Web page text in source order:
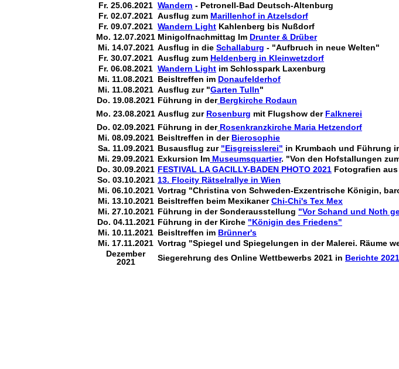
Fr. 25.06.2021 Wandern - Petronell-Bad Deutsch-Altenburg
Fr. 02.07.2021 Ausflug zum Marillenhof in Atzelsdorf
Fr. 09.07.2021 Wandern Light Kahlenberg bis Nußdorf
Mo. 12.07.2021 Minigolfnachmittag Im Drunter & Drüber
Mi. 14.07.2021 Ausflug in die Schallaburg - "Aufbruch in neue Welten"
Fr. 30.07.2021 Ausflug zum Heldenberg in Kleinwetzdorf
Fr. 06.08.2021 Wandern Light im Schlosspark Laxenburg
Mi. 11.08.2021 Beisltreffen im Donaufelderhof
Mi. 11.08.2021 Ausflug zur "Garten Tulln"
Do. 19.08.2021 Führung in derBergkirche Rodaun
Mo. 23.08.2021 Ausflug zur Rosenburg mit Flugshow der Falknerei
Do. 02.09.2021 Führung in derRosenkranzkirche Maria Hetzendorf
Mi. 08.09.2021 Beisltreffen in der Bierosophie
Sa. 11.09.2021 Busausflug zur "Eisgreisslerei" in Krumbach und Führung
Mi. 29.09.2021 Exkursion Im Museumsquartier. "Von den Hofstallungen
Do. 30.09.2021 FESTIVAL LA GACILLY-BADEN PHOTO 2021 Fotografien
So. 03.10.2021 13. Flocity Rätselrallye in Wien
Mi. 06.10.2021 Vortrag "Christina von Schweden-Exzentrische Königin,
Mi. 13.10.2021 Beisltreffen beim MexikanerChi-Chi's Tex Mex
Mi. 27.10.2021 Führung in der Sonderausstellung "Vor Schand und Noth
Do. 04.11.2021 Führung in der Kirche "Königin des Friedens"
Mi. 10.11.2021 Beisltreffen im Brünner's
Mi. 17.11.2021 Vortrag "Spiegel und Spiegelungen in der Malerei. Räume
Dezember
2021
Siegerehrung des Online Wettbewerbs 2021 in Berichte 2021